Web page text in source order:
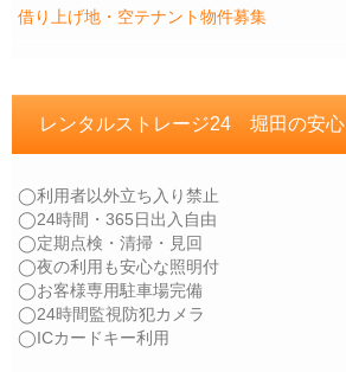
借り上げ地・空テナント物件募集
レンタルストレージ24 堀田の安心
◯利用者以外立ち入り禁止
◯24時間・365日出入自由
◯定期点検・清掃・見回
◯夜の利用も安心な照明付
◯お客様専用駐車場完備
◯24時間監視防犯カメラ
◯ICカードキー利用